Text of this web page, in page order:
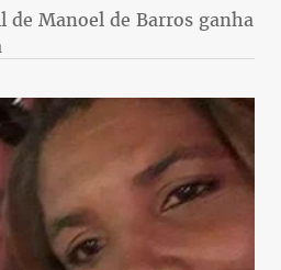
Manoel de Barros ganha